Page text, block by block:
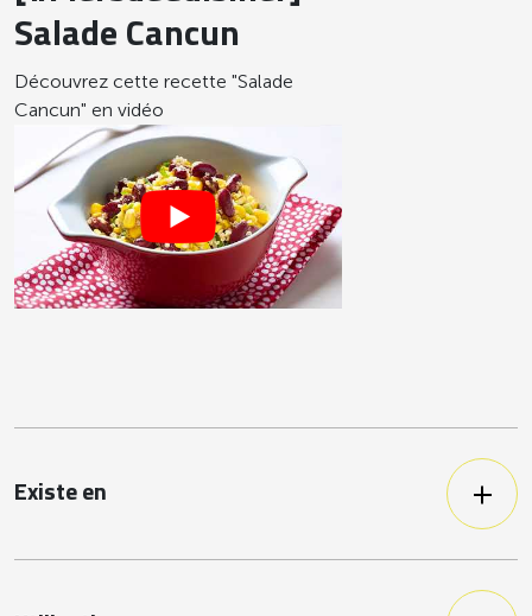
Salade Cancun
Découvrez cette recette "Salade
Cancun" en vidéo
Existe en
vide sans OGM 4/4